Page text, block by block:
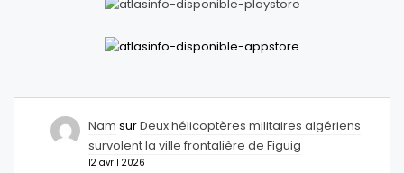
Nam surDeux hélicoptères militaires algériens
survolent la ville frontalière de Figuig
12 avril 2026